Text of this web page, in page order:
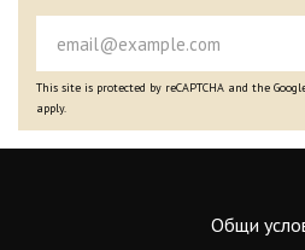
This site is protected by reCAPTCHA and the
apply.
Общи